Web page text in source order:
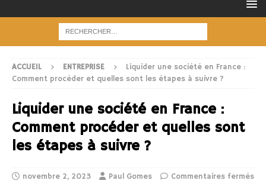
ACCUEIL ENTREPRISE
Liquider une société en France :
Comment procéder et quelles sont les étapes à suivre ?
Liquider une société en France :
Comment procéder et quelles sont
les étapes à suivre ?
novembre 2, 2023 Paul Gomes Commentaires fermés